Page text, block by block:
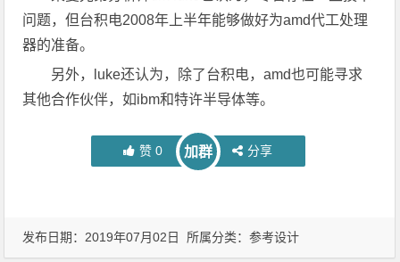
问题，但台积电2008年上半年能够做好为amd代工处理
器的准备。
另外，luke还认为，除了台积电，amd也可能寻求
其他合作伙伴，如ibm和特许半导体等。
赞 0 加群 分享
发布日期：2019年07月02日 所属分类：参考设计